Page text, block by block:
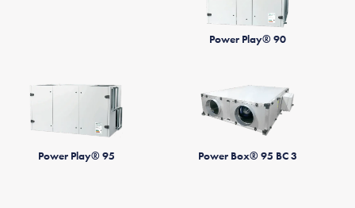
Power Play® 90
Power Play® 95 Power Box® 95 BC 3